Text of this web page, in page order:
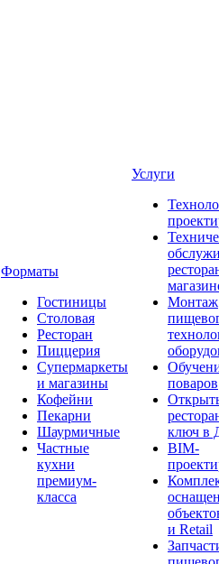
Форматы
Гостиницы
Столовая
Ресторан
Пиццерия
Супермаркеты
и магазины
Кофейни
Пекарни
Шаурмичные
Частные
кухни
премиум-
класса
Услуги
Монтаж
поваров
ключ в
BIM-
и Retail